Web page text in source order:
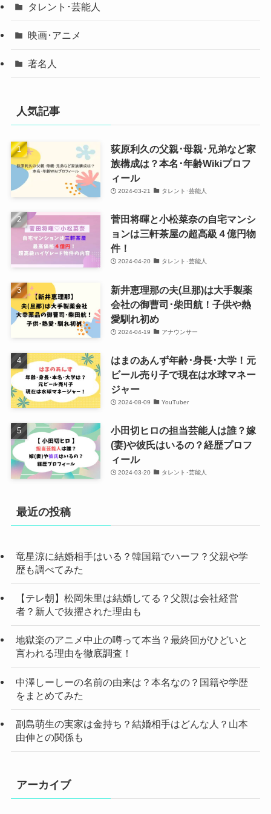
タレント･芸能人
映画･アニメ
著名人
人気記事
荻原利久の父親･母親･兄弟など家
族構成は？本名･年齢Wikiプロフ
ィール
2024-03-21 タレント･芸能人
菅田将暉と小松菜奈の自宅マンシ
ョンは三軒茶屋の超高級４億円物
件！
2024-04-20 タレント･芸能人
新井恵理那の夫(旦那)は大手製薬
会社の御曹司･柴田航！子供や熱
愛馴れ初め
2024-04-19 アナウンサー
はまのあんず年齢･身長･大学！元
ビール売り子で現在は水球マネー
ジャー
2024-08-09 YouTuber
小田切ヒロの担当芸能人は誰？嫁
(妻)や彼氏はいるの？経歴プロフ
ィール
2024-03-20 タレント･芸能人
最近の投稿
竜星涼に結婚相手はいる？韓国籍でハーフ？父親や学
歴も調べてみた
【テレ朝】松岡朱里は結婚してる？父親は会社経営
者？新人で抜擢された理由も
地獄楽のアニメ中止の噂って本当？最終回がひどいと
言われる理由を徹底調査！
中澤しーしーの名前の由来は？本名なの？国籍や学歴
をまとめてみた
副島萌生の実家は金持ち？結婚相手はどんな人？山本
由伸との関係も
アーカイブ